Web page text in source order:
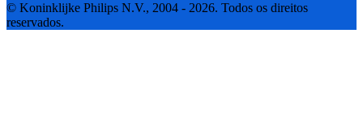
© Koninklijke Philips N.V., 2004 - 2026. Todos os direitos
reservados.